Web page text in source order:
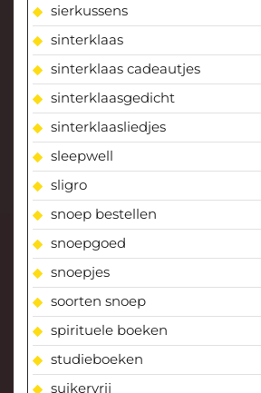
sierkussens
sinterklaas
sinterklaas cadeautjes
sinterklaasgedicht
sinterklaasliedjes
sleepwell
sligro
snoep bestellen
snoepgoed
snoepjes
soorten snoep
spirituele boeken
studieboeken
suikervrij